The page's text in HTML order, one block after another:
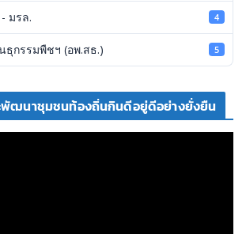
มรล. 4
ธุกรรมพืชฯ (อพ.สธ.) 5
พัฒนาชุมชนท้องถิ่นกินดีอยู่ดีอย่างยั่งยืน